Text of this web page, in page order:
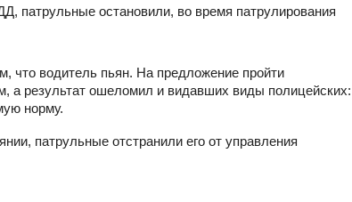
патрульные остановили, во время патрулирования
что водитель пьян. На предложение пройти
а результат ошеломил и видавших виды полицейских:
норму.
патрульные отстранили его от управления